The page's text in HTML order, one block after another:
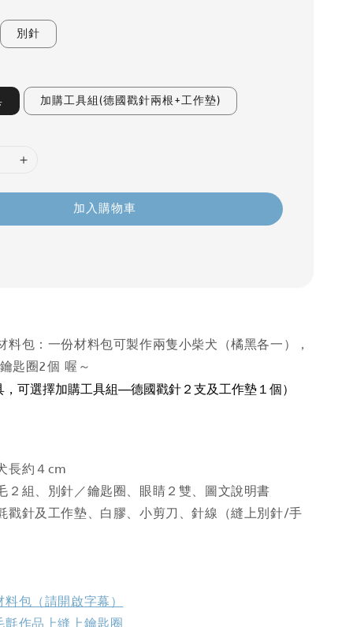
別針
加購工具組(德國戳針兩根+工作墊)
加入購物車
料包：一份材料包可製作兩隻小柴犬（橘黑各一），
匙圈2個 喔～
，可選擇加購工具組—德國戳針２支及工作墊１個）
長約４cm
２組、別針／鑰匙圈、眼睛２雙、圖文說明書
戳針及工作墊、白膠、小剪刀、針線（縫上別針/手
包（請開啟字幕）
作品上縫上鑰匙圈